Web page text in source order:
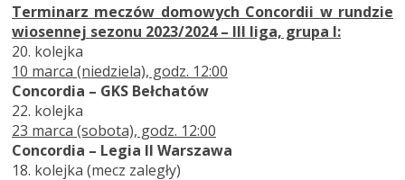
Terminarz meczów domowych Concordii w rundzie
wiosennej sezonu 2023/2024 – III liga, grupa I:
20. kolejka
10 marca (niedziela), godz. 12:00
Concordia – GKS Bełchatów
22. kolejka
23 marca (sobota), godz. 12:00
Concordia – Legia II Warszawa
18. kolejka (mecz zaległy)